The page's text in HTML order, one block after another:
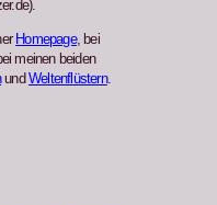
Homepage, bei
meinen beiden
undWeltenflüstern.